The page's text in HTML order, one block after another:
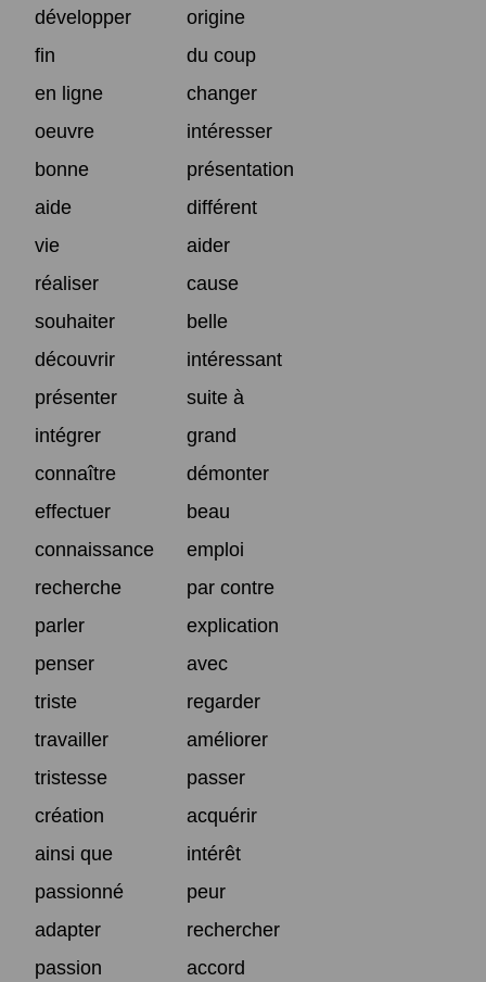
développer
origine
fin
du coup
en ligne
changer
oeuvre
intéresser
bonne
présentation
aide
différent
vie
aider
réaliser
cause
souhaiter
belle
découvrir
intéressant
présenter
suite à
intégrer
grand
connaître
démonter
effectuer
beau
connaissance
emploi
recherche
par contre
parler
explication
penser
avec
triste
regarder
travailler
améliorer
tristesse
passer
création
acquérir
ainsi que
intérêt
passionné
peur
adapter
rechercher
passion
accord